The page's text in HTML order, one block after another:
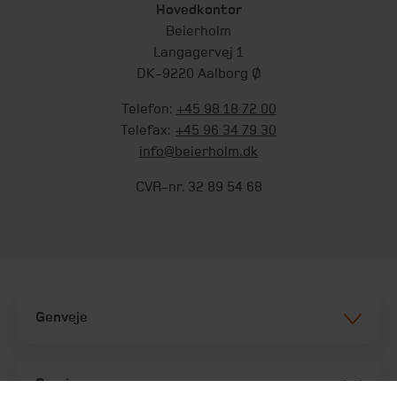
Hovedkontor
Beierholm
Langagervej 1
DK-9220 Aalborg Ø
Telefon: +45 98 18 72 00
Telefax: +45 96 34 79 30
info@beierholm.dk
CVR-nr. 32 89 54 68
Genveje
Services